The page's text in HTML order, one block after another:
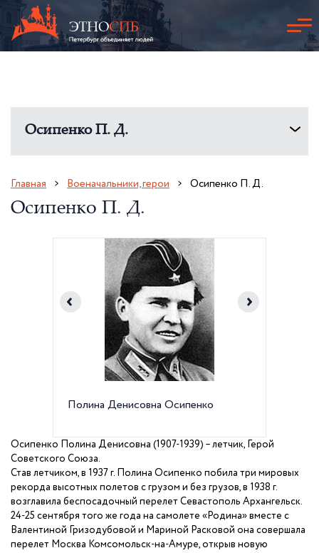
Осипенко П. Д.
Главная Военачальники, герои Осипенко П. Д.
Осипенко П. Д.
Полина Денисовна Осипенко
Осипенко Полина Денисовна (1907-1939) – летчик, Герой
Советского Союза.
Став летчиком, в 1937 г. Полина Осипенко побила три мировых
рекорда высотных полетов с грузом и без грузов, в 1938 г.
возглавила беспосадочный перелет Севастополь Архангельск.
24-25 сентября того же года на самолете «Родина» вместе с
Валентиной Гризодубовой и Мариной Расковой она совершала
перелет Москва Комсомольск-на-Амуре, открыв новую